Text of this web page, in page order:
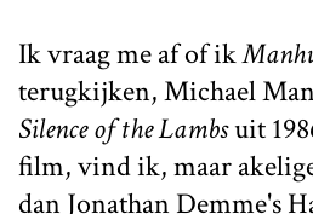
Ik vraag me af of ik
terugkijken, Michael
Silence of the Lambsuit
film, vind ik, maar
dan Jonathan Demme's